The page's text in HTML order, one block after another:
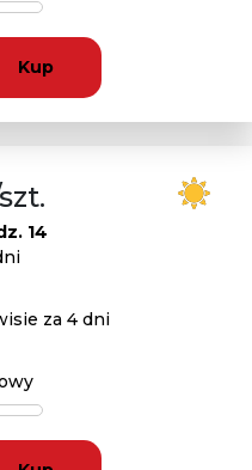
Kup
14
za 4 dni